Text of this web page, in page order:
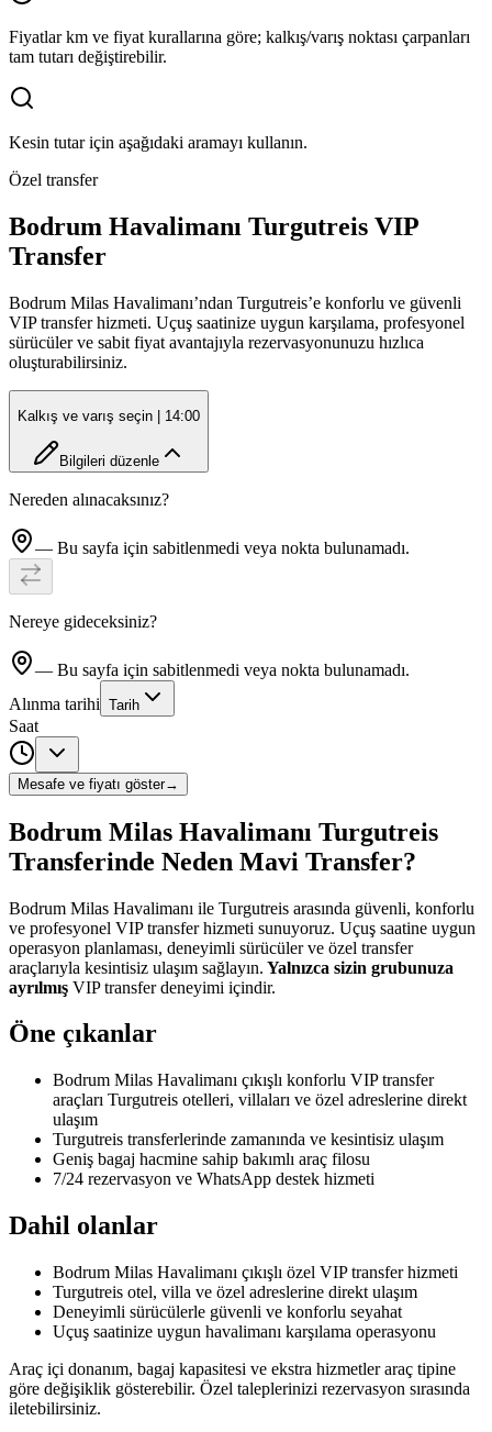
Fiyatlar km ve fiyat kurallarına göre; kalkış/varış noktası çarpanları
tam tutarı değiştirebilir.
Kesin tutar için aşağıdaki aramayı kullanın.
Özel transfer
Bodrum Havalimanı Turgutreis VIP
Transfer
Bodrum Milas Havalimanı’ndan Turgutreis’e konforlu ve güvenli
VIP transfer hizmeti. Uçuş saatinize uygun karşılama, profesyonel
sürücüler ve sabit fiyat avantajıyla rezervasyonunuzu hızlıca
oluşturabilirsiniz.
Kalkış ve varış seçin | 14:00
Bilgileri düzenle
Nereden alınacaksınız?
— Bu sayfa için sabitlenmedi veya nokta bulunamadı.
Nereye gideceksiniz?
— Bu sayfa için sabitlenmedi veya nokta bulunamadı.
Alınma tarihi Tarih
Saat
Mesafe ve fiyatı göster→
Bodrum Milas Havalimanı Turgutreis
Transferinde Neden Mavi Transfer?
Bodrum Milas Havalimanı ile Turgutreis arasında güvenli, konforlu
ve profesyonel VIP transfer hizmeti sunuyoruz. Uçuş saatine uygun
operasyon planlaması, deneyimli sürücüler ve özel transfer
araçlarıyla kesintisiz ulaşım sağlayın. Yalnızca sizin grubunuza
ayrılmış VIP transfer deneyimi içindir.
Öne çıkanlar
Bodrum Milas Havalimanı çıkışlı konforlu VIP transfer
araçları Turgutreis otelleri, villaları ve özel adreslerine direkt
ulaşım
Turgutreis transferlerinde zamanında ve kesintisiz ulaşım
Geniş bagaj hacmine sahip bakımlı araç filosu
7/24 rezervasyon ve WhatsApp destek hizmeti
Dahil olanlar
Bodrum Milas Havalimanı çıkışlı özel VIP transfer hizmeti
Turgutreis otel, villa ve özel adreslerine direkt ulaşım
Deneyimli sürücülerle güvenli ve konforlu seyahat
Uçuş saatinize uygun havalimanı karşılama operasyonu
Araç içi donanım, bagaj kapasitesi ve ekstra hizmetler araç tipine
göre değişiklik gösterebilir. Özel taleplerinizi rezervasyon sırasında
iletebilirsiniz.